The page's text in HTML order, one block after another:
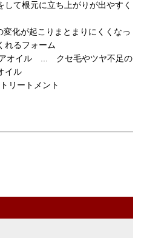
て根元に立ち上がりが出やすく
化が起こりまとまりにくくなっ
れるフォーム
オイル ... クセ毛やツヤ不足の
イル
リートメント